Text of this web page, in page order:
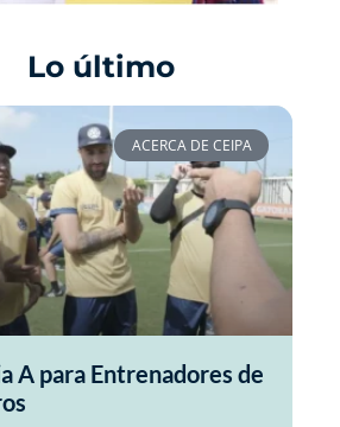
Lo último
ACERCA DE CEIPA
A para Entrenadores de